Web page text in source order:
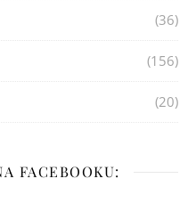
(36)
(156)
(20)
FACEBOOKU: